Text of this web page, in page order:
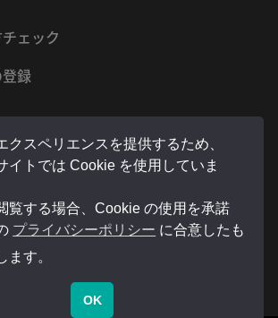
ェック
録
イバシーポリシー お問い合わせ
運営者情報
販売店様用マイページ
クスペリエンスを提供するため、
イトでは Cookie を使用していま
覧する場合、Cookie の使用を承諾
プライバシーポリシー に合意したも
ます。
OK